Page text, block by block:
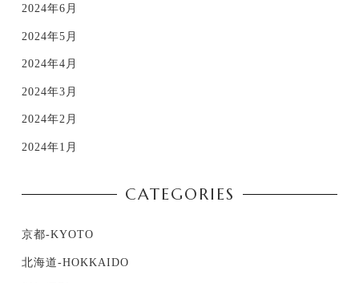
2024年6月
2024年5月
2024年4月
2024年3月
2024年2月
2024年1月
CATEGORIES
京都-KYOTO
北海道-HOKKAIDO